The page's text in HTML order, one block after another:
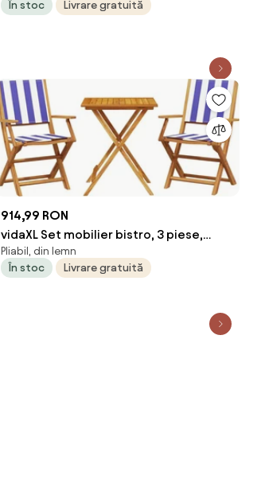
În stoc Livrare gratuită
914,99 RON
vidaXL Set mobilier bistro, 3 piese,
textil albastru alb/lemn masiv
Pliabil, din lemn
În stoc
Livrare gratuită